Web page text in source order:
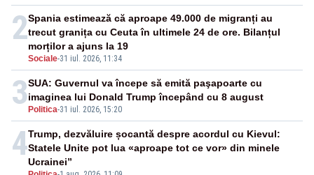
2
Sociale-31 iul. 2026, 11:34
Spania estimează că aproape 49.000 de migranți au
trecut granița cu Ceuta în ultimele 24 de ore. Bilanțul
morților a ajuns la 19
3 Politica-31 iul. 2026, 15:20
SUA: Guvernul va începe să emită paşapoarte cu
imaginea lui Donald Trump începând cu 8 august
4Trump, dezvăluire șocantă despre acordul cu Kievul:
Statele Unite pot lua «aproape tot ce vor» din minele
Ucrainei”